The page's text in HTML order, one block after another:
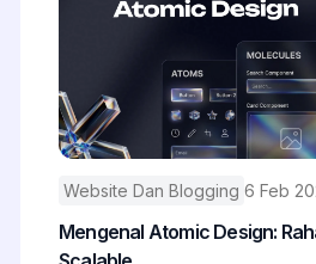
Website Dan Blogging 6 Feb
Mengenal Atomic Design: